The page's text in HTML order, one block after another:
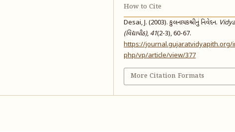
How to Cite
Desai, J. (2003). કુલનાયકશ્રીનું નિવેદન.
(વિદ્યાપીઠ), 41(2-3), 60-67.
https://journal.gujaratvidyapith.org/
php/vp/article/view/377
More Citation Formats